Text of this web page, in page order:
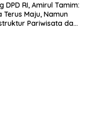
DPD RI, Amirul Tamim:
Terus Maju, Namun
Pariwisata dan